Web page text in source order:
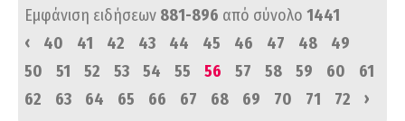
Εμφάνιση ειδήσεων 881-896 από σύνολο 1441
‹
40 41 42 43 44 45 46 47 48
49
50
51 52 53 54 55 56 57 58 59 60
61
62
63 64 65 66 67 68 69 70 71 72 ›